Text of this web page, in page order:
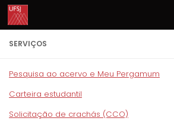
Skip to content
SERVIÇOS
Pesquisa ao acervo e Meu Pergamum
Carteira estudantil
Solicitação de crachás (CCO)